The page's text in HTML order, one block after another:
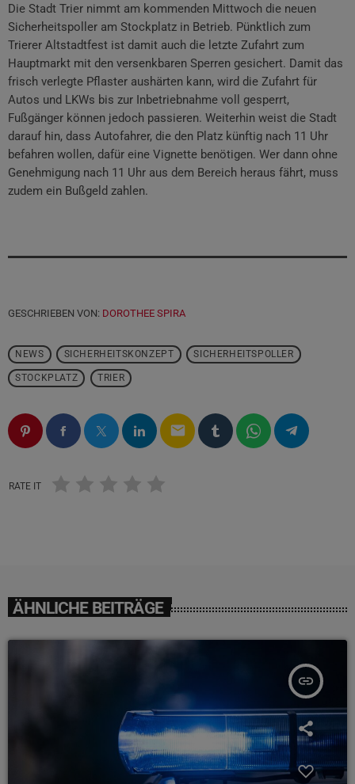
Die Stadt Trier nimmt am kommenden Mittwoch die neuen
Sicherheitspoller am Stockplatz in Betrieb. Pünktlich zum
Trierer Altstadtfest ist damit auch die letzte Zufahrt zum
Hauptmarkt mit den versenkbaren Sperren gesichert. Damit das
frisch verlegte Pflaster aushärten kann, wird die Zufahrt für
Autos und LKWs bis zur Inbetriebnahme voll gesperrt,
Fußgänger können jedoch passieren. Weiterhin weist die Stadt
darauf hin, dass Autofahrer, die den Platz künftig nach 11 Uhr
befahren wollen, dafür eine Vignette benötigen. Wer dann ohne
Genehmigung nach 11 Uhr aus dem Bereich heraus fährt, muss
zudem ein Bußgeld zahlen.
GESCHRIEBEN VON: DOROTHEE SPIRA
NEWS SICHERHEITSKONZEPT SICHERHEITSPOLLER
STOCKPLATZ TRIER
email
RATE IT
ÄHNLICHE BEITRÄGE
insert_link